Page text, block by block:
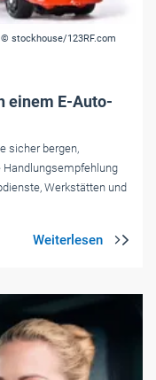
© stockhouse/123RF.com
einem E-Auto-
sicher bergen,
Handlungsempfehlung
Werkstätten und